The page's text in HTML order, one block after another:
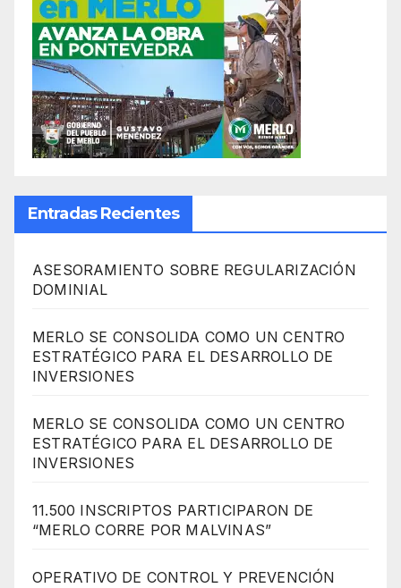
Entradas Recientes
ASESORAMIENTO SOBRE REGULARIZACIÓN
DOMINIAL
MERLO SE CONSOLIDA COMO UN CENTRO
ESTRATÉGICO PARA EL DESARROLLO DE
INVERSIONES
MERLO SE CONSOLIDA COMO UN CENTRO
ESTRATÉGICO PARA EL DESARROLLO DE
INVERSIONES
11.500 INSCRIPTOS PARTICIPARON DE
“MERLO CORRE POR MALVINAS”
OPERATIVO DE CONTROL Y PREVENCIÓN